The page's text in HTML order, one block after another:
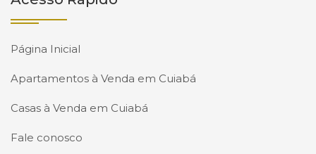
Página Inicial
Apartamentos à Venda em Cuiabá
Casas à Venda em Cuiabá
Fale conosco